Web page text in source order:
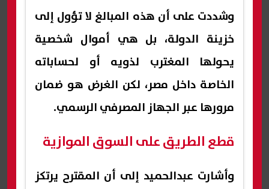
وشددت على أن هذه المبالغ لا تؤول إلى
خزينة الدولة، بل هي أموال شخصية
يحولها المغترب لذويه أو لحساباته
الخاصة داخل مصر، لكن الغرض هو ضمان
مرورها عبر الجهاز المصرفي الرسمي.
​قطع الطريق على السوق الموازية
​وأشارت عبدالحميد إلى أن المقترح يرتكز